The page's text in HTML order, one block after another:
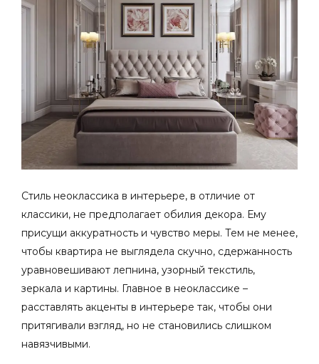
Стиль неоклассика в интерьере, в отличие от
классики, не предполагает обилия декора. Ему
присущи аккуратность и чувство меры. Тем не менее,
чтобы квартира не выглядела скучно, сдержанность
уравновешивают лепнина, узорный текстиль,
зеркала и картины. Главное в неоклассике –
расставлять акценты в интерьере так, чтобы они
притягивали взгляд, но не становились слишком
навязчивыми.